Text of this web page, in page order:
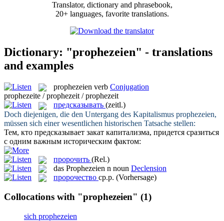
Translator, dictionary and phrasebook,
20+ languages, favorite translations.
Dictionary: "prophezeien" - translations
and examples
prophezeien verb Conjugation
prophezeite / prophezeit / prophezeit
предсказывать (zeitl.)
Doch diejenigen, die den Untergang des Kapitalismus prophezeien,
müssen sich einer wesentlichen historischen Tatsache stellen:
Тем, кто предсказывает закат капитализма, придется сразиться
с одним важным историческим фактом:
пророчить (Rel.)
das Prophezeien n noun Declension
пророчество ср.р. (Vorhersage)
Collocations with "prophezeien" (1)
sich prophezeien